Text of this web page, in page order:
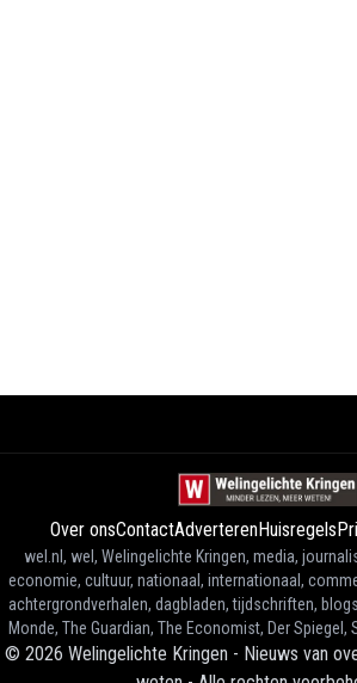
Over onsContactAdverterenHuisregels
wel.nl, wel, Welingelichte Kringen, media,
economie, cultuur, nationaal, internationaal,
achtergrondverhalen, dagbladen, tijdschriften,
Monde, The Guardian, The Economist, Der
© 2026 Welingelichte Kringen - Nieuws van